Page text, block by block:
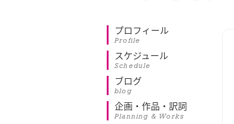
プロフィール
Profile
スケジュール
Schedule
ブログ
blog
企画・作品・訳詞
Planning & Works